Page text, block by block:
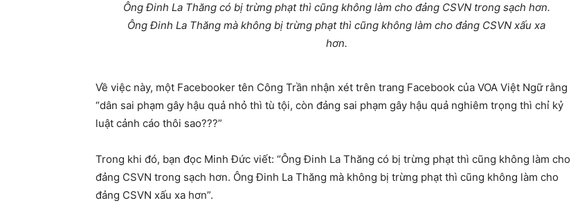
Ông Đinh La Thăng có bị trừng phạt thì cũng không làm cho đảng CSVN trong sạch hơn.
Ông Đinh La Thăng mà không bị trừng phạt thì cũng không làm cho đảng CSVN xấu xa
hơn.
Về việc này, một Facebooker tên Công Trần nhận xét trên trang Facebook của VOA Việt Ngữ rằng
“dân sai phạm gây hậu quả nhỏ thì tù tội, còn đảng sai phạm gây hậu quả nghiêm trọng thì chỉ kỷ
luật cảnh cáo thôi sao???”
Trong khi đó, bạn đọc Minh Đức viết: “Ông Đinh La Thăng có bị trừng phạt thì cũng không làm cho
đảng CSVN trong sạch hơn. Ông Đinh La Thăng mà không bị trừng phạt thì cũng không làm cho
đảng CSVN xấu xa hơn”.